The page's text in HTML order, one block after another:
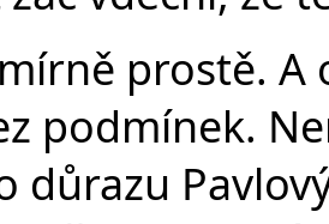
prostě.
podmínek.
důrazu